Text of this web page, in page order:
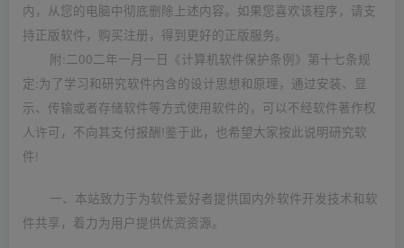
内，从您的电脑中彻底删除上述内容。如果您喜欢该程序，请支
持正版软件，购买注册，得到更好的正版服务。
附:二00二年一月一日《计算机软件保护条例》第十七条规
定:为了学习和研究软件内含的设计思想和原理，通过安装、显
示、传输或者存储软件等方式使用软件的，可以不经软件著作权
人许可，不向其支付报酬!鉴于此，也希望大家按此说明研究软
件!
一、本站致力于为软件爱好者提供国内外软件开发技术和软
件共享，着力为用户提供优资资源。